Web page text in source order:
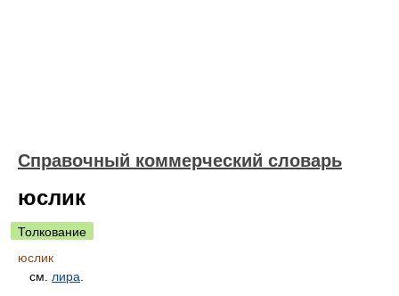
Справочный коммерческий словарь
юслик
Толкование
юслик
см. лира